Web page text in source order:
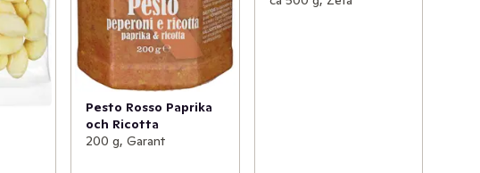
Pesto Rosso Paprika
och Ricotta
200 g, Garant